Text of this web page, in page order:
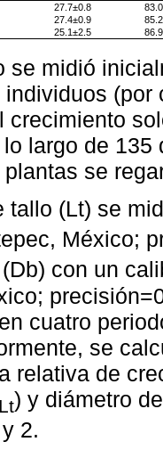
27.7±0.8
27.4±0.9
25.1±2.5
se midió
individuos
crecimiento
largo de
plantas se
tallo (Lt) se
México;
con un
cuatro
se
relativa de
Lt) y diámetro
2.